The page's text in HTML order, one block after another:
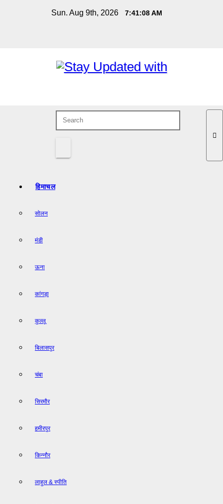
Sun. Aug 9th, 2026 7:41:09 AM
हिमाचल
सोलन
मंडी
ऊना
कांगड़ा
कुल्लू
बिलासपुर
चंबा
सिरमौर
हमीरपुर
किन्नौर
लाहुल & स्पीति